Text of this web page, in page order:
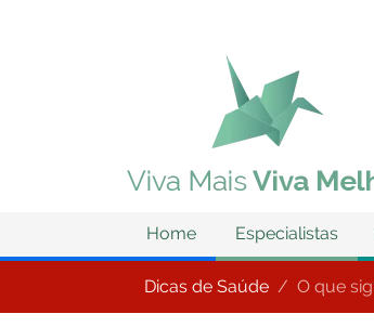
Home Especialistas
Dicas de Saúde O que